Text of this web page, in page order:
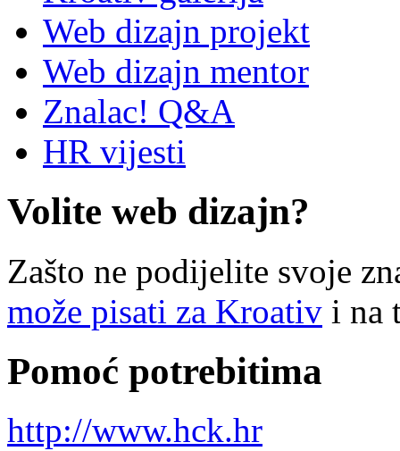
Web dizajn projekt
Web dizajn mentor
Znalac! Q&A
HR vijesti
Volite web dizajn?
Zašto ne podijelite svoje
može pisati za Kroativ i na
Pomoć potrebitima
http://www.hck.hr